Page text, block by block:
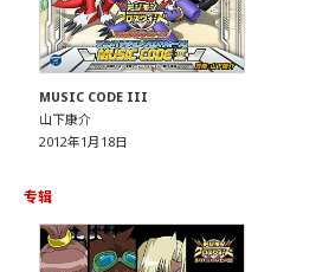
MUSIC CODE III
山下康介
2012年1月18日
专辑